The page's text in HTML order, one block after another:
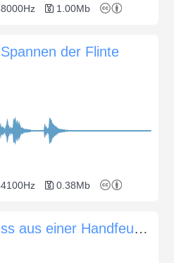
1.00Mb
der Flinte
0.38Mb
Ein einzelner Schuss aus einer Handfeuerwaffe